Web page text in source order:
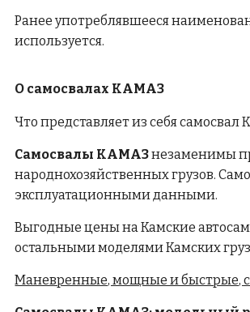
Ранее употреблявшееся
используется.
О самосвалах КАМАЗ
Что представляет из себя самосвал
Самосвалы КАМАЗнезаменимы
народнохозяйственных грузов.
эксплуатационными данными.
Выгодные цены на Камские
остальными моделями Камских
Маневренные, мощные и быстрые,